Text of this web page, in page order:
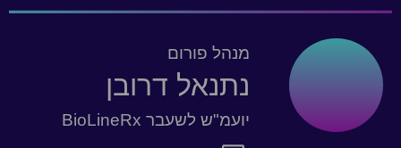
מנהל פורום
נתנאל דרובן
יועמ"ש לשעבר BioLineRx